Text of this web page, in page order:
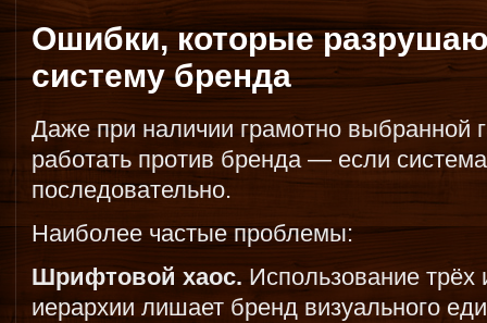
Ошибки, которые
систему бренда
Даже при наличии грамотно выбранной
работать против бренда — если
последовательно.
Наиболее частые проблемы:
Шрифтовой хаос. Использование трёх
иерархии лишает бренд визуального